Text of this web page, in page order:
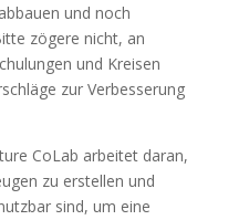
und noch
zögere nicht, an
und Kreisen
zur Verbesserung
CoLab arbeitet daran,
zu erstellen und
sind, um eine